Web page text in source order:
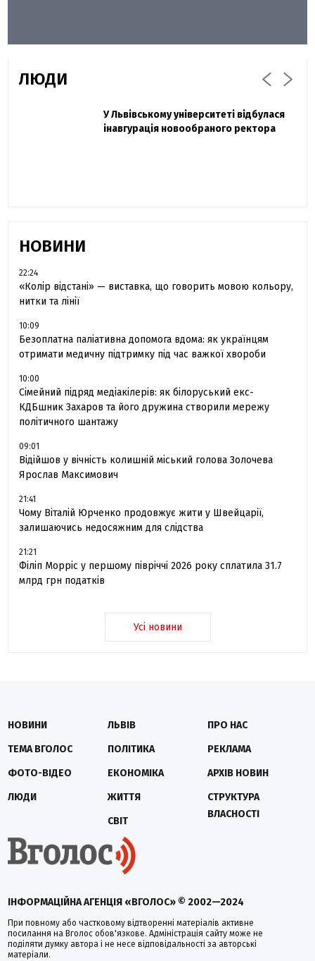
ЛЮДИ
Павло Дак
«Час не лікує, лише притуплює біль»:
Захисник "Азовсталі" Діанов вдруге
одружився та показав фото з весілля
У Львівському університеті відбулася
інавгурація новообраного ректора
НОВИНИ
22:24
«Колір відстані» — виставка, що говорить мовою кольору,
нитки та лінії
10:09
Безоплатна паліативна допомога вдома: як українцям
отримати медичну підтримку під час важкої хвороби
10:00
Сімейний підряд медіакілерів: як білоруський екс-
КДБшник Захаров та його дружина створили мережу
політичного шантажу
09:01
Відійшов у вічність колишній міський голова Золочева
Ярослав Максимович
21:41
Чому Віталій Юрченко продовжує жити у Швейцарії,
залишаючись недосяжним для слідства
21:21
Філіп Морріс у першому півріччі 2026 року сплатила 31.7
млрд грн податків
Усі новини
ІНФОРМАЦІЙНА АГЕНЦІЯ «ВГОЛОС» © 2002—2024
При повному або частковому відтворенні матеріалів активне
посилання на Вголос обов'язкове. Адміністрація сайту може не
поділяти думку автора і не несе відповідальності за авторські
матеріали.
НОВИНИ
ТЕМА ВГОЛОС
ФОТО-ВІДЕО
ЛЮДИ
ЛЬВІВ
ПОЛІТИКА
ЕКОНОМІКА
ЖИТТЯ
СВІТ
ПРО НАС
РЕКЛАМА
АРХІВ НОВИН
СТРУКТУРА
ВЛАСНОСТІ